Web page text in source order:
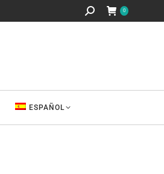
Buscar: 0
ESPAÑOL